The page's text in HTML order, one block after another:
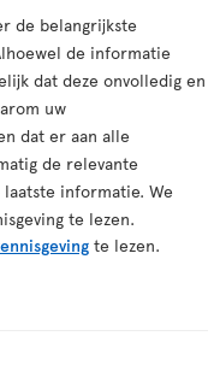
de belangrijkste
de informatie
dat deze onvolledig en
uw
dat er aan alle
de relevante
informatie. We
te lezen.
te lezen.